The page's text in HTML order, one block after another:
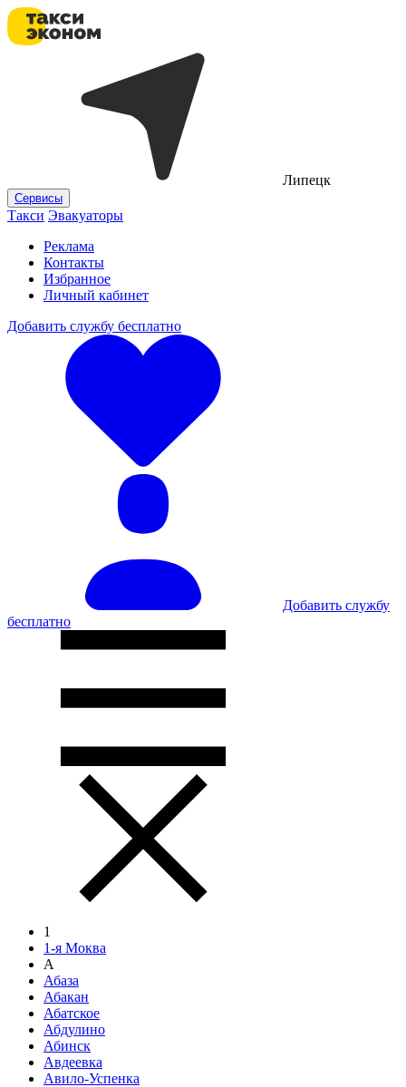
Липецк
Сервисы
Такси Эвакуаторы
Реклама
Контакты
Избранное
Личный кабинет
Добавить службу бесплатно
Добавить службу
бесплатно
1
1-я Моква
А
Абаза
Абакан
Абатское
Абдулино
Абинск
Авдеевка
Авило-Успенка